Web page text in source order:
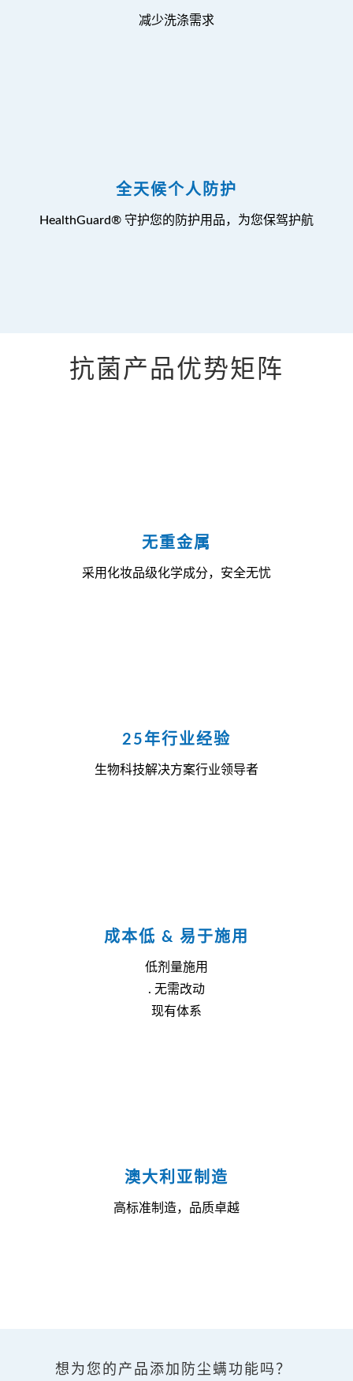
减少洗涤需求
全天候个人防护
HealthGuard® 守护您的防护用品，为您保驾护航
抗菌产品优势矩阵
无重金属
采用化妆品级化学成分，安全无忧
25年行业经验
生物科技解决方案行业领导者
成本低 & 易于施用
低剂量施用
. 无需改动
现有体系
澳大利亚制造
高标准制造，品质卓越
想为您的产品添加防尘螨功能吗？